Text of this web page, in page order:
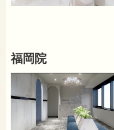
福岡院